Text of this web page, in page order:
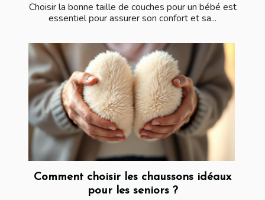
Choisir la bonne taille de couches pour un bébé est
essentiel pour assurer son confort et sa...
Comment choisir les chaussons idéaux
pour les seniors ?